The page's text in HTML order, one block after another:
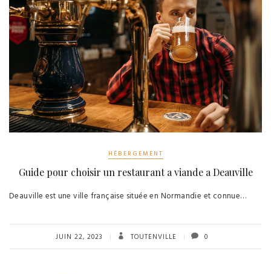
HÉBERGEMENT
Guide pour choisir un restaurant a viande a Deauville
Deauville est une ville française située en Normandie et connue…
JUIN 22, 2023 TOUTENVILLE 0